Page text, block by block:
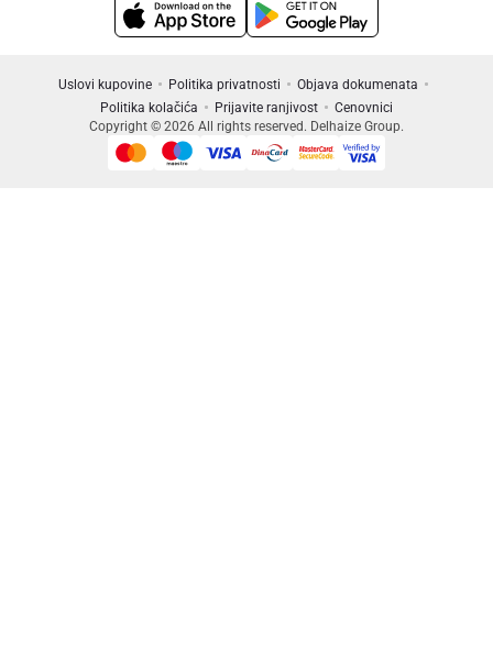
Uslovi kupovine Politika privatnosti
Objava dokumenata
Politika kolačića
Prijavite ranjivost
Cenovnici
Copyright © 2026 All rights reserved. Delhaize Group.